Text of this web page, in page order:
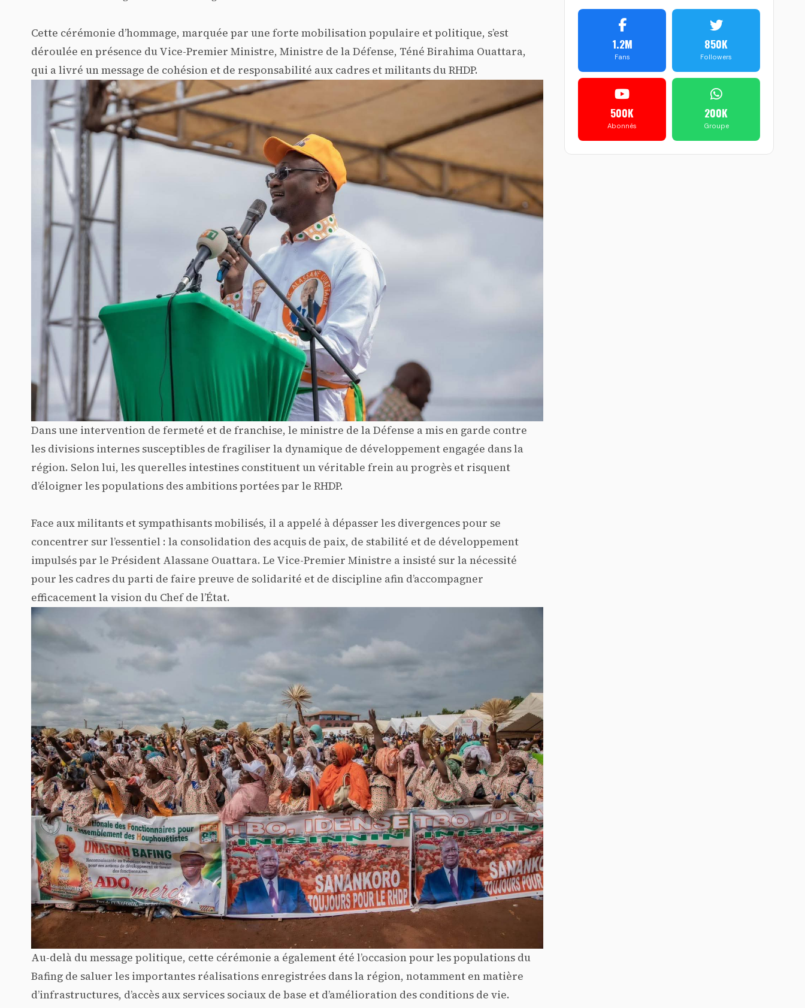
Cette cérémonie d’hommage, marquée par une forte mobilisation populaire et politique, s’est
déroulée en présence du Vice-Premier Ministre, Ministre de la Défense, Téné Birahima Ouattara,
qui a livré un message de cohésion et de responsabilité aux cadres et militants du RHDP.
Dans une intervention de fermeté et de franchise, le ministre de la Défense a mis en garde contre
les divisions internes susceptibles de fragiliser la dynamique de développement engagée dans la
région. Selon lui, les querelles intestines constituent un véritable frein au progrès et risquent
d’éloigner les populations des ambitions portées par le RHDP.
Face aux militants et sympathisants mobilisés, il a appelé à dépasser les divergences pour se
concentrer sur l’essentiel : la consolidation des acquis de paix, de stabilité et de développement
impulsés par le Président Alassane Ouattara. Le Vice-Premier Ministre a insisté sur la nécessité
pour les cadres du parti de faire preuve de solidarité et de discipline afin d’accompagner
efficacement la vision du Chef de l’État.
Au-delà du message politique, cette cérémonie a également été l’occasion pour les populations du
Bafing de saluer les importantes réalisations enregistrées dans la région, notamment en matière
d’infrastructures, d’accès aux services sociaux de base et d’amélioration des conditions de vie.
1.2M
Fans
850K
Followers
500K
Abonnés
200K
Groupe